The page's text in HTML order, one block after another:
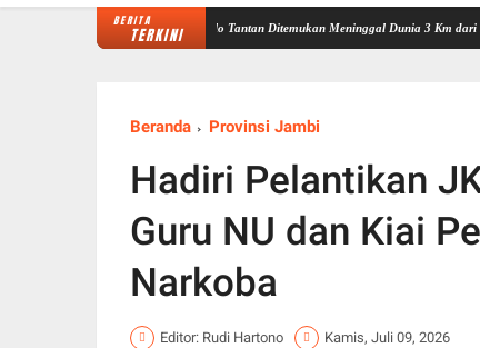
BERITA
TERKINI
Tenggelam di Sungai Nalo Tantan Ditemukan Meninggal Dunia 3 Km dari Lokasi Awal
Beranda Provinsi Jambi
Hadiri Pelantikan
Guru NU dan Kiai
Narkoba
Editor: Rudi Hartono Kamis, Juli 09, 2026